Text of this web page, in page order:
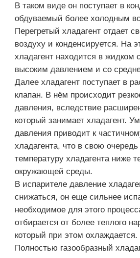
В таком виде он поступает в
обдуваемый более холодным
Перегретый хладагент отдает
воздуху и конденсируется. На
хладагент находится в жидком
высоким давлением и со
Далее хладагент поступает в
клапан. В нём происходит
давления, вследствие
который занимает хладагент.
давления приводит к
хладагента, что в свою
температуру хладагента ниже
окружающей среды.
В испарителе давление
снижаться, он еще сильнее
необходимое для этого
отбирается от более теплого
который при этом охлаждается.
Полностью газообразный